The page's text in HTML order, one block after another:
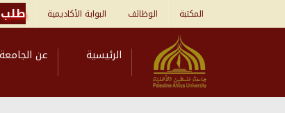
المكتبة الوظائف البوابة الأكاديمية طلب
الرئيسية عن الجامعة